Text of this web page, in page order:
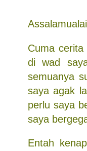
Cuma
di wad
semuanya
saya agak
perlu saya
saya
Entah